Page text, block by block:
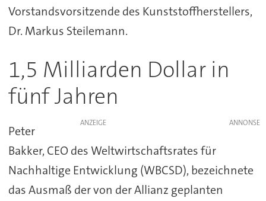
Vorstandsvorsitzende des Kunststoffherstellers,
Dr. Markus Steilemann.
1,5 Milliarden Dollar in
fünf Jahren
ANZEIGE
Peter
Bakker, CEO des Weltwirtschaftsrates für
Nachhaltige Entwicklung (WBCSD), bezeichnete
das Ausmaß der von der Allianz geplanten